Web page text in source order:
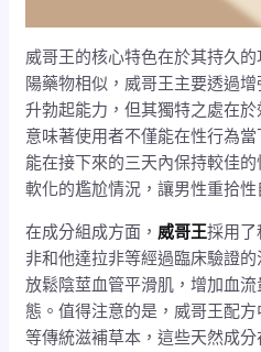
威哥王的核心特色在於其持久
陽藥物相似，威哥王主要透過
升勃起能力，但其獨特之處在
意味著使用者不僅能在性行為
能在接下來的三天內保持較佳
軟化的尷尬情況，讓男性重拾性
在成分組成方面， 威哥王採用了
非和他達拉非等經過臨床驗證
放鬆陰莖血管平滑肌，增加血
態。值得注意的是，威哥王配
等傳統滋補草本，這些天然成